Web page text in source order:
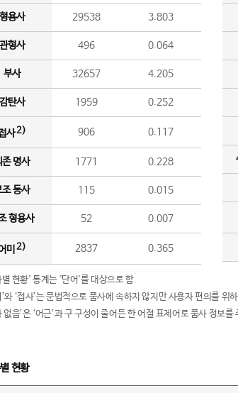
용사 29538 3.803
형사 496 0.064
부사 32657 4.205
탄사 1959 0.252
사2) 906 0.117
존 명사 1771 0.228
조 동사 115 0.015
형용사 52 0.007
미 2) 2837 0.365
현황' 통계는 '단어'를 대상으로 함.
와 ‘접사’는 문법적으로 품사에 속하지 않지만 사용자 편의를 위
없음’은 ‘어근’과 구 구성이 줄어든 한 어절 표제어로 품사 정보를
현황